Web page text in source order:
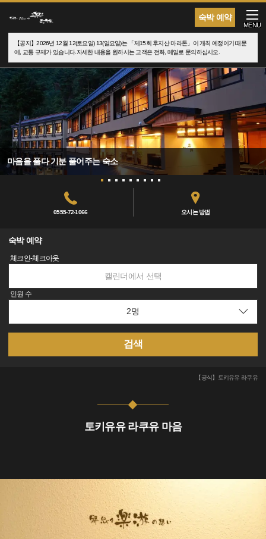
숙박 예약
MENU
【공지】2026년 12월 12(토요일) 13(일요일)는 「제15회 후지산 마라톤」이 개최 예정이기 때문
에, 교통 규제가 있습니다.자세한 내용을 원하시는 고객은 전화, 메일로 문의하십시오.
마음을 풀다 기분 풀어주는 숙소
0555-72-1066 오시는 방법
숙박 예약
체크인-체크아웃
캘린더에서 선택
인원 수
검색
【공식】토키유유 라쿠유
토키유유 라쿠유 마음